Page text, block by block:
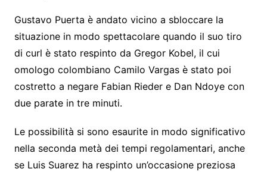
Gustavo Puerta è andato vicino a sbloccare la
situazione in modo spettacolare quando il suo tiro
di curl è stato respinto da Gregor Kobel, il cui
omologo colombiano Camilo Vargas è stato poi
costretto a negare Fabian Rieder e Dan Ndoye con
due parate in tre minuti.
Le possibilità si sono esaurite in modo significativo
nella seconda metà dei tempi regolamentari, anche
se Luis Suarez ha respinto un’occasione preziosa